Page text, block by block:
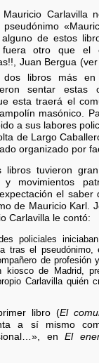
Carlavilla
de estos
otro que el
Juan Bergua
dos libros más
sentar
esta traerá el
masónico.
a sus labores
de Largo
organizado por
libros tuvieron
movimientos
el
de Mauricio Karl.
Carlavilla le contó:
policiales
tras el pseudónimo,
de profesión
de Madrid,
Carlavilla quién
libro (El
a sí mismo
enEl